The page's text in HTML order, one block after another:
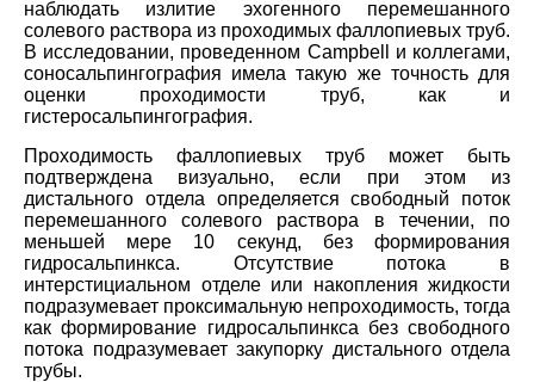
наблюдать излитие эхогенного перемешанного
солевого раствора из проходимых фаллопиевых труб.
В исследовании, проведенном Campbell и коллегами,
соносальпингография имела такую же точность для
оценки проходимости труб, как и
гистеросальпингография.
Проходимость фаллопиевых труб может быть
подтверждена визуально, если при этом из
дистального отдела определяется свободный поток
перемешанного солевого раствора в течении, по
меньшей мере 10 секунд, без формирования
гидросальпинкса. Отсутствие потока в
интерстициальном отделе или накопления жидкости
подразумевает проксимальную непроходимость, тогда
как формирование гидросальпинкса без свободного
потока подразумевает закупорку дистального отдела
трубы.